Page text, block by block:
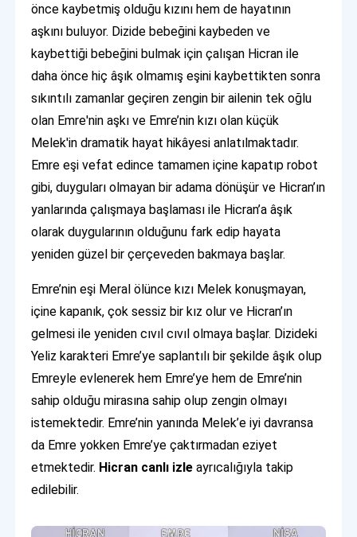
önce kaybetmiş olduğu kızını hem de hayatının
aşkını buluyor. Dizide bebeğini kaybeden ve
kaybettiği bebeğini bulmak için çalışan Hicran ile
daha önce hiç âşık olmamış eşini kaybettikten sonra
sıkıntılı zamanlar geçiren zengin bir ailenin tek oğlu
olan Emre'nin aşkı ve Emre’nin kızı olan küçük
Melek'in dramatik hayat hikâyesi anlatılmaktadır.
Emre eşi vefat edince tamamen içine kapatıp robot
gibi, duyguları olmayan bir adama dönüşür ve Hicran’ın
yanlarında çalışmaya başlaması ile Hicran’a âşık
olarak duygularının olduğunu fark edip hayata
yeniden güzel bir çerçeveden bakmaya başlar.
Emre’nin eşi Meral ölünce kızı Melek konuşmayan,
içine kapanık, çok sessiz bir kız olur ve Hicran’ın
gelmesi ile yeniden cıvıl cıvıl olmaya başlar. Dizideki
Yeliz karakteri Emre’ye saplantılı bir şekilde âşık olup
Emreyle evlenerek hem Emre’ye hem de Emre’nin
sahip olduğu mirasına sahip olup zengin olmayı
istemektedir. Emre’nin yanında Melek’e iyi davransa
da Emre yokken Emre’ye çaktırmadan eziyet
etmektedir. Hicran canlı izleayrıcalığıyla takip
edilebilir.